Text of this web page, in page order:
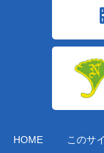
HOME このサ